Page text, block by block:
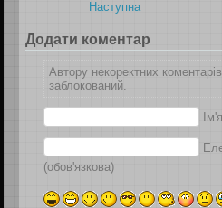
Наступна
Додати коментар
Автору некоректних
заблокований.
(обов'язкова)